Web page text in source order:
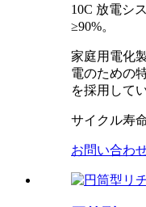
10C 放電シ
≥90%。
家庭用電化
電のための
を採用して
サイクル寿
お問い合わ